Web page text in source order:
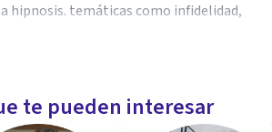
hipnosis. temáticas como infidelidad,
te pueden interesar